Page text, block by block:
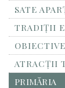
SATE
TRADIȚII
ATRACȚII
PRIMĂRIA